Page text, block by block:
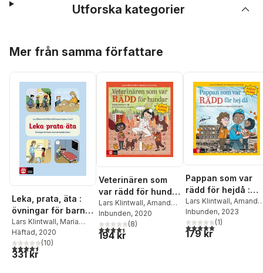
Utforska kategorier
Mer från samma författare
Leka, prata, äta :
övningar för barn
med särskilda
behov
Lars Klintwall, Maria
Olofsgård Jegéus
Anna Backman
Hampus Bejnö
Häftad, 2020
4,5utav 5 stjärnor. Totalt antal röster:
(10)
331 kr
Veterinären som
var rädd för hundar
: hjälp ditt barn att
övervinna sina
rädslor
Lars Klintwall, Amanda
LeCorney
Inbunden, 2020
4,4utav 5 stjärnor. Totalt antal röster:
(8)
194 kr
Pappan som var
rädd för hejdå :
Hjälp ditt barn att
hantera
Lars Klintwall, Amanda
LeCorney
Inbunden, 2023
5,0utav 5 stjärnor.
(1)
179 kr